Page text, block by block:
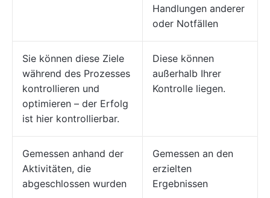
Handlungen anderer
oder Notfällen
Sie können diese Ziele
während des Prozesses
kontrollieren und
optimieren – der Erfolg
ist hier kontrollierbar.
Diese können
außerhalb Ihrer
Kontrolle liegen.
Gemessen anhand der
Aktivitäten, die
abgeschlossen wurden
Gemessen an den
erzielten
Ergebnissen